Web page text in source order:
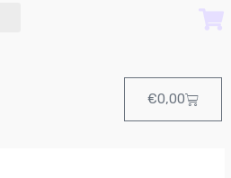
€0,00Cart